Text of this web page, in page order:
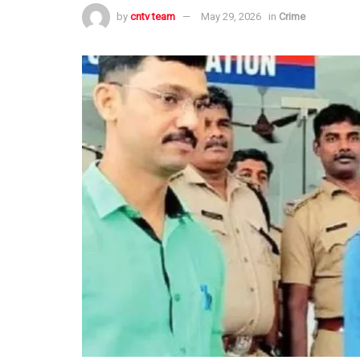
by cntv team May 29, 2026 in Crime